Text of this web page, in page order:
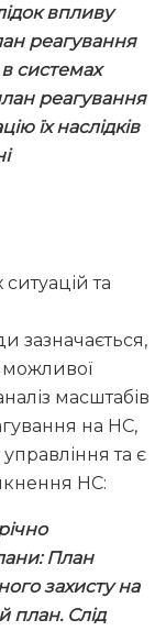
впливу
реагування
системах
реагування
їх наслідків
та
зазначається,
можливої
масштабів
на НС,
управління та є
НС:
План
захисту на
план. Слід